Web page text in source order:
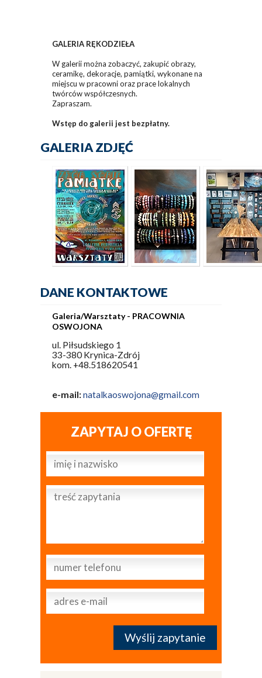
GALERIA RĘKODZIEŁA
W galerii można zobaczyć, zakupić obrazy,
ceramikę, dekoracje, pamiątki, wykonane na
miejscu w pracowni oraz prace lokalnych
twórców współczesnych.
Zapraszam.
Wstęp do galerii jest bezpłatny.
GALERIA ZDJĘĆ
DANE KONTAKTOWE
Galeria/Warsztaty - PRACOWNIA
OSWOJONA
ul. Piłsudskiego 1
33-380 Krynica-Zdrój
kom. +48.518620541
e-mail:natalkaoswojona@gmail.com
ZAPYTAJ O OFERTĘ